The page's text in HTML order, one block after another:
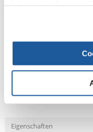
Fragen und
Eigenschaften